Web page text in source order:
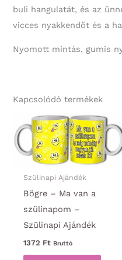
buli hangulatát, és az
vicces nyakkendőt és a
Nyomott mintás, gumis
Kapcsolódó termékek
Szülinapi Ajándék
Bögre – Ma van a
szülinapom –
Szülinapi Ajándék
1372 Ft Bruttó